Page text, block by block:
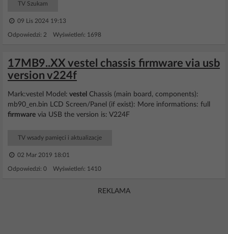
TV Szukam
09 Lis 2024 19:13
Odpowiedzi: 2 Wyświetleń: 1698
17MB9..XX vestel chassis firmware via usb
version v224f
Mark:vestel Model: vestel Chassis (main board, components):
mb90_en.bin LCD Screen/Panel (if exist): More informations: full
firmware via USB the version is: V224F
TV wsady pamięci i aktualizacje
02 Mar 2019 18:01
Odpowiedzi: 0 Wyświetleń: 1410
REKLAMA